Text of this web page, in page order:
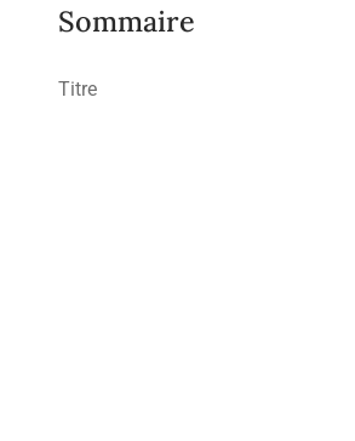
Sommaire
Titre